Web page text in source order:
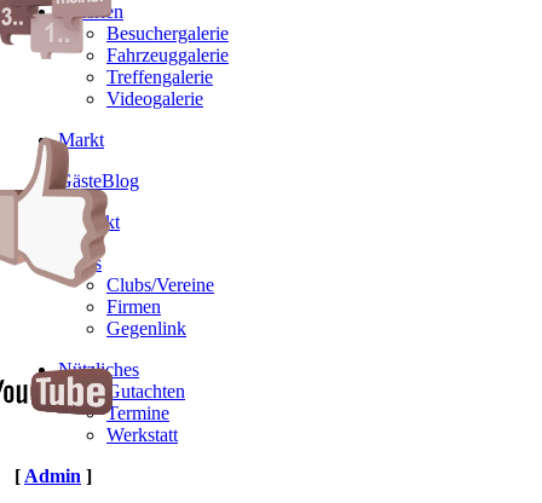
Galerien
Besuchergalerie
Fahrzeuggalerie
Treffengalerie
Videogalerie
Markt
GästeBlog
Kontakt
Links
Clubs/Vereine
Firmen
Gegenlink
Nützliches
Gutachten
Termine
Werkstatt
[ Admin ]